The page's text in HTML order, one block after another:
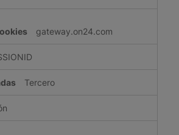
gateway.on24.com
Tercero